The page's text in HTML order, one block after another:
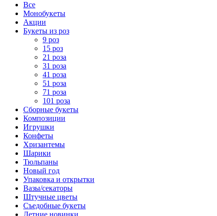
Все
Монобукеты
Акции
Букеты из роз
9 роз
15 роз
21 роза
31 роза
41 роза
51 роза
71 роза
101 роза
Сборные букеты
Композиции
Игрушки
Конфеты
Хризантемы
Шарики
Тюльпаны
Новый год
Упаковка и открытки
Вазы/секаторы
Штучные цветы
Съедобные букеты
Летние новинки